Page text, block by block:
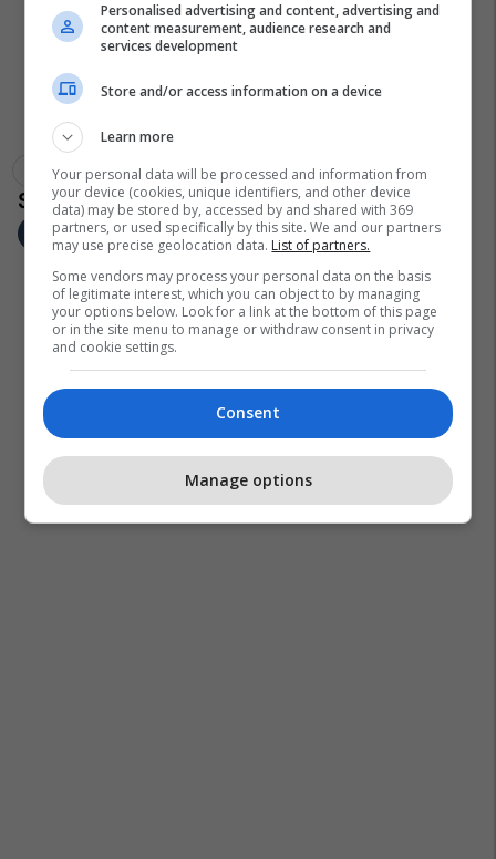
Aksident Me Fatalitet Tiranë
Personalised advertising and content, advertising and
content measurement, audience research and
services development
Store and/or access information on a device
Learn more
Your personal data will be processed and information from
your device (cookies, unique identifiers, and other device
data) may be stored by, accessed by and shared with 369
partners, or used specifically by this site. We and our partners
may use precise geolocation data. List of partners.
Some vendors may process your personal data on the basis
of legitimate interest, which you can object to by managing
your options below. Look for a link at the bottom of this page
or in the site menu to manage or withdraw consent in privacy
and cookie settings.
Consent
Manage options